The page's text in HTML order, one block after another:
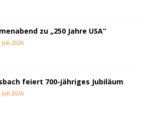
zu „250 Jahre USA“
Juli 2026
feiert 700-jähriges Jubiläum
Juli 2026